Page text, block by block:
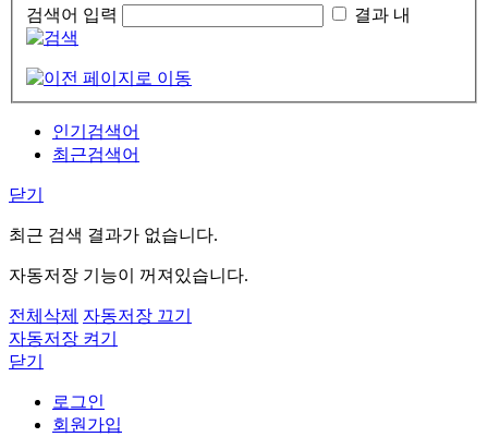
검색어 입력 결과 내
인기검색어
최근검색어
닫기
최근 검색 결과가 없습니다.
자동저장 기능이 꺼져있습니다.
전체삭제 자동저장 끄기
자동저장 켜기
닫기
로그인
회원가입